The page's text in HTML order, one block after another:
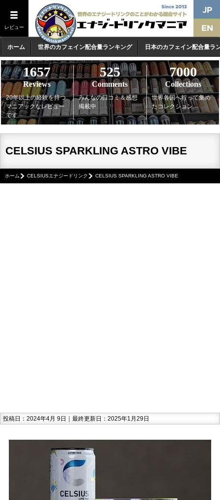
レビュー
ホーム 世界のカフェイン配合量ランキング 日本のカフェイン配合量ラ
1657
Reviews
20年以上の経験を持つ
マニアックなレビュー
です
525
Comments
みんなの口コミ＆感想
掲載中
7000
Collections
世界各国へ行って集め
たコレクション
CELSIUS SPARKLING ASTRO VIBE
ホーム CELSIUSエナジードリンク CELSIUS SPARKLING ASTRO VIBE
投稿日：2024年4月 9日｜最終更新日：2025年1月29日